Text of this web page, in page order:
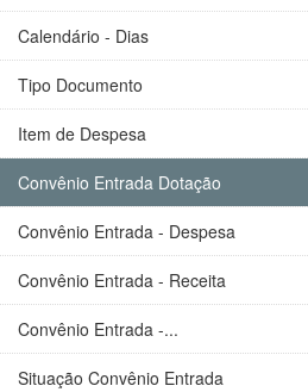
Calendário - Dias
Tipo Documento
Item de Despesa
Convênio Entrada Dotação
Convênio Entrada - Despesa
Convênio Entrada - Receita
Convênio Entrada -...
Situação Convênio Entrada